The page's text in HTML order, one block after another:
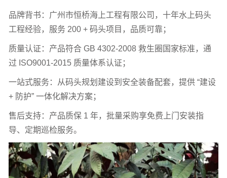
HQ-JSQ02 码头专用救生圈710mm×440mm×110mm 聚苯
乙烯 +聚氨酯泡沫 ≥14.5KG大型码头、高负荷场景 高浮
力、抗老化、带反光条
（五）公司保障
品牌背书：广州市恒桥海上工程有限公司，十年水上码头
工程经验，服务 200 + 码头项目，品质可靠；
质量认证：产品符合
过ISO9001-2015质量体系认证；
一站式服务：从码头规划建设到安全装备配套，提供 “建设